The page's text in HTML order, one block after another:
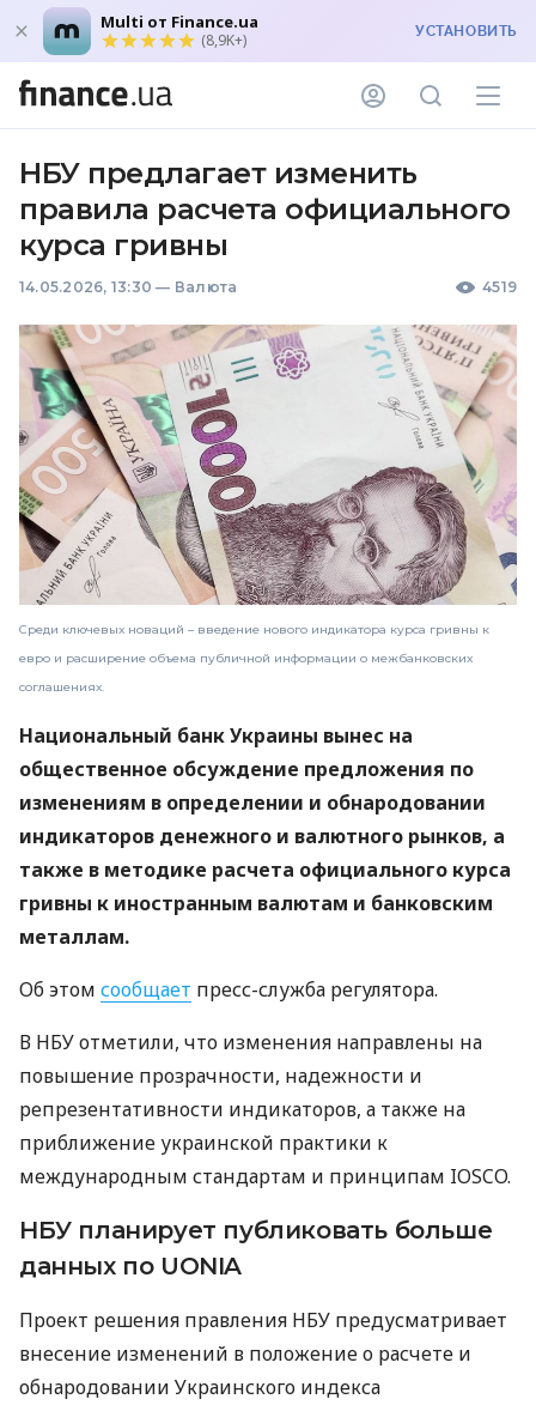
Multi от Finance.ua
(8,9K+) УСТАНОВИТЬ
НБУ предлагает изменить
правила расчета официального
курса гривны
14.05.2026, 13:30 — Валюта 4519
Среди ключевых новаций – введение нового индикатора курса гривны к
евро и расширение объема публичной информации о межбанковских
соглашениях.
Национальный банк Украины вынес на
общественное обсуждение предложения по
изменениям в определении и обнародовании
индикаторов денежного и валютного рынков, а
также в методике расчета официального курса
гривны к иностранным валютам и банковским
металлам.
Об этом сообщает пресс-служба регулятора.
В НБУ отметили, что изменения направлены на
повышение прозрачности, надежности и
репрезентативности индикаторов, а также на
приближение украинской практики к
международным стандартам и принципам IOSCO.
НБУ планирует публиковать больше
данных по UONIA
Проект решения правления НБУ предусматривает
внесение изменений в положение о расчете и
обнародовании Украинского индекса